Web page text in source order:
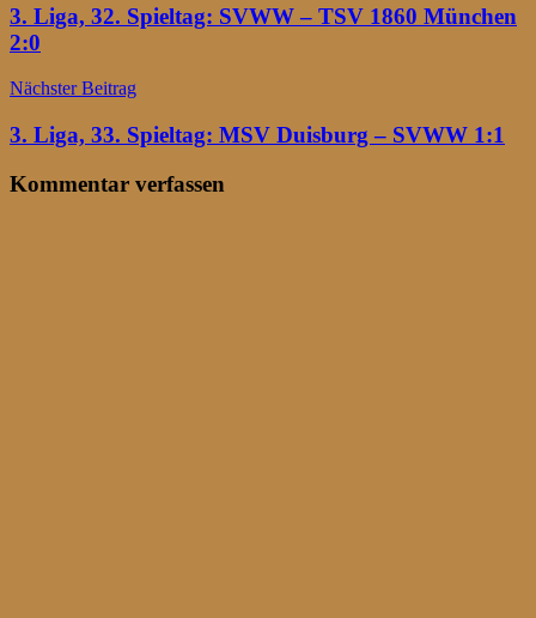
3. Liga, 32. Spieltag: SVWW – TSV 1860 München
2:0
Nächster Beitrag
3. Liga, 33. Spieltag: MSV Duisburg – SVWW 1:1
Kommentar verfassen